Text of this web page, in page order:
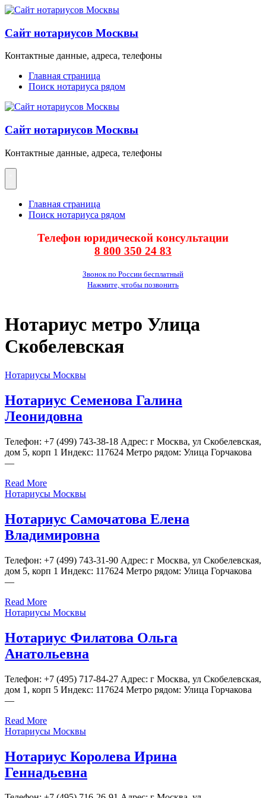
Перейти
содержимому
Сайт нотариусов Москвы
Контактные данные, адреса, телефоны
Главная страница
Поиск нотариуса рядом
Сайт нотариусов Москвы
Контактные данные, адреса, телефоны
Главная страница
Поиск нотариуса рядом
Телефон юридической консультации
8 800 350 24 83
Звонок по России бесплатный
Нажмите, чтобы позвонить
Нотариус метро Улица
Скобелевская
Нотариусы Москвы
Нотариус Семенова Галина
Леонидовна
Телефон: +7 (499) 743-38-18 Адрес: г Москва, ул Скобелевская,
дом 5, корп 1 Индекс: 117624 Метро рядом: Улица Горчакова
—
Read More
Нотариусы Москвы
Нотариус Самочатова Елена
Владимировна
Телефон: +7 (499) 743-31-90 Адрес: г Москва, ул Скобелевская,
дом 5, корп 1 Индекс: 117624 Метро рядом: Улица Горчакова
—
Read More
Нотариусы Москвы
Нотариус Филатова Ольга
Анатольевна
Телефон: +7 (495) 717-84-27 Адрес: г Москва, ул Скобелевская,
дом 1, корп 5 Индекс: 117624 Метро рядом: Улица Горчакова
—
Read More
Нотариусы Москвы
Нотариус Королева Ирина
Геннадьевна